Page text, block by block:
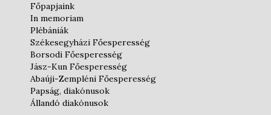
Főpapjaink
In memoriam
Plébániák
Székesegyházi Főesperesség
Borsodi Főesperesség
Jász-Kun Főesperesség
Abaúji-Zempléni Főesperesség
Papság, diakónusok
Állandó diakónusok